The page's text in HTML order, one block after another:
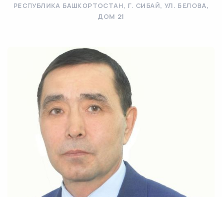
РЕСПУБЛИКА БАШКОРТОСТАН, Г. СИБАЙ, УЛ. БЕЛОВА,
ДОМ 21